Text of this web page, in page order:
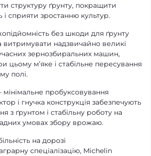
структуру ґрунту, покращити
і сприяти зростанню культур.
без шкоди для ґрунту
витримувати надзвичайно великі
зернозбиральних машин,
цьому м’яке і стабільне пересування
полі.
мінімальне пробуксовування
і гнучка конструкція забезпечують
з ґрунтом і стабільну роботу на
умовах збору врожаю.
на дорозі
спеціалізацію, Michelin